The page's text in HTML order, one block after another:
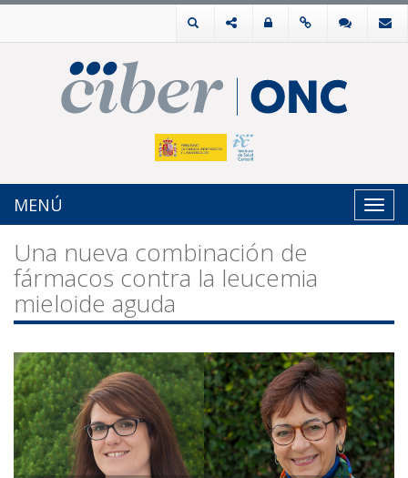
MENÚ
Una nueva combinación de
fármacos contra la leucemia
mieloide aguda